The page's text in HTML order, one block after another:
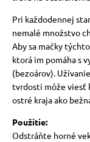
so psom
Pri každodennej
nemalé množstvo
Aby sa mačky
ktorá im pomáha s
(bezoárov).
tvrdosti môže viesť
ostré kraja ako
Použitie:
Odstráňte horné